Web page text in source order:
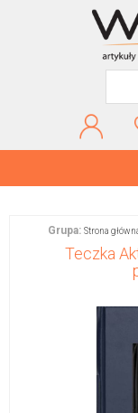
Grupa: Strona
Teczka